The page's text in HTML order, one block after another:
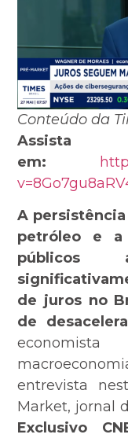
Conteúdo da
Assista
em:
A
petróleo e a
públicos
de juros no
de
entrevista
Market, jornal
Exclusivo